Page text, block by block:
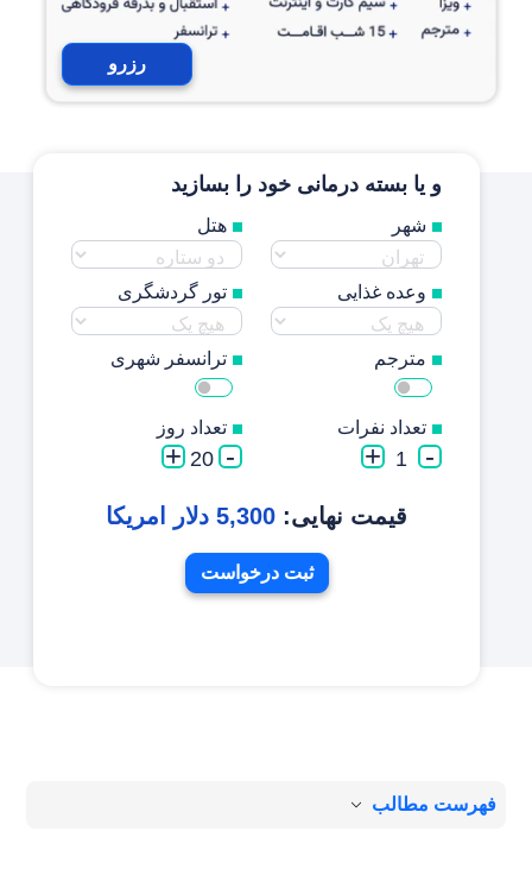
رزرو
و یا بسته درمانی خود را بسازید
شهر هتل
وعده غذایی تور گردشگری
مترجم ترانسفر شهری
تعداد نفرات
-
1
+
تعداد روز
-
20
+
قیمت نهایی: 5,300 دلار امریکا
ثبت درخواست
فهرست مطالب